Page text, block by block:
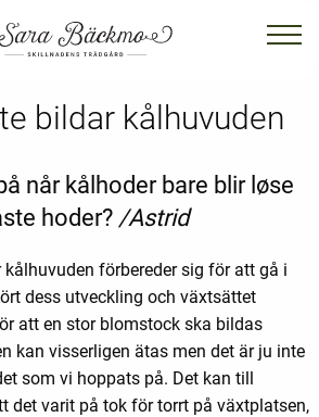
bildar kålhuvuden
når kålhoder bare blir løse
hoder? /Astrid
förbereder sig för att gå i
dess utveckling och växtsättet
att en stor blomstock ska bildas
kan visserligen ätas men det är ju inte
som vi hoppats på. Det kan till
det varit på tok för torrt på växtplatsen,